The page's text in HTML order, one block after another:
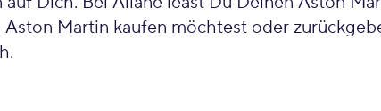
Martin kaufen möchtest oder